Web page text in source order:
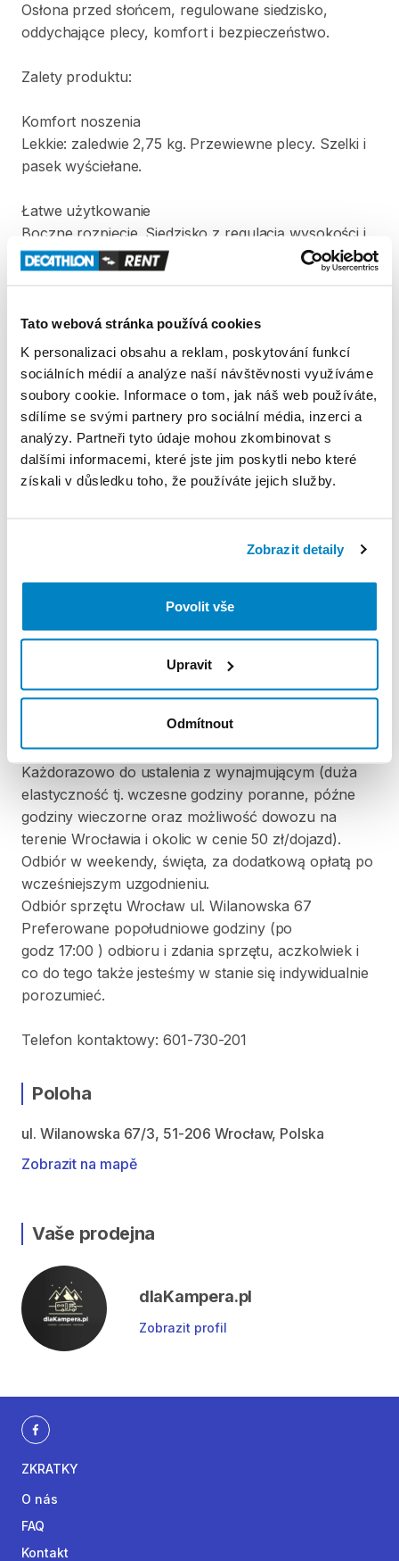
Tato webová stránka používá cookies
K personalizaci obsahu a reklam, poskytování funkcí
sociálních médií a analýze naší návštěvnosti využíváme
soubory cookie. Informace o tom, jak náš web používáte,
sdílíme se svými partnery pro sociální média, inzerci a
analýzy. Partneři tyto údaje mohou zkombinovat s
dalšími informacemi, které jste jim poskytli nebo které
získali v důsledku toho, že používáte jejich služby.
Zobrazit detaily
Povolit vše
Upravit
Odmítnout
Osłona przed słońcem​​,​ regulowane siedzisko​​,​
oddychające plecy​​,​ komfort i bezpieczeństwo.
Zalety produktu:
Komfort noszenia
Lekkie: zaledwie 2​​,​​75 kg. Przewiewne plecy. Szelki i
pasek wyściełane.
Łatwe użytkowanie
Boczne rozpięcie. Siedzisko z regulacją wysokości i
głębokości. Regulowane
5 punktowe pasy bezpieczeństwa. Wzmocnione
siedzisko.
Pravidla Decathlon Rent
PODMÍNKY
Toto sportovní vybavení pronajímá partnerská
Zwracane w dniu zdania sprzętu.
Każdorazowo do ustalenia z wynajmującym (duża
elastyczność tj. wczesne godziny poranne, późne
godziny wieczorne oraz możliwość dowozu na
terenie Wrocławia i okolic w cenie 50 zł/dojazd).
Odbiór w weekendy, święta, za dodatkową opłatą po
wcześniejszym uzgodnieniu.
Odbiór sprzętu Wrocław ul. Wilanowska 67
Preferowane popołudniowe godziny (po
godz 17:00 ) odbioru i zdania sprzętu, aczkolwiek i
co do tego także jesteśmy w stanie się indywidualnie
porozumieć.
Telefon kontaktowy: 601-730-201
Poloha
ul. Wilanowska 67/3, 51-206 Wrocław, Polska
Zobrazit na mapě
Vaše prodejna
dlaKampera.pl
Zobrazit profil
ZKRATKY
O nás
FAQ
Kontakt